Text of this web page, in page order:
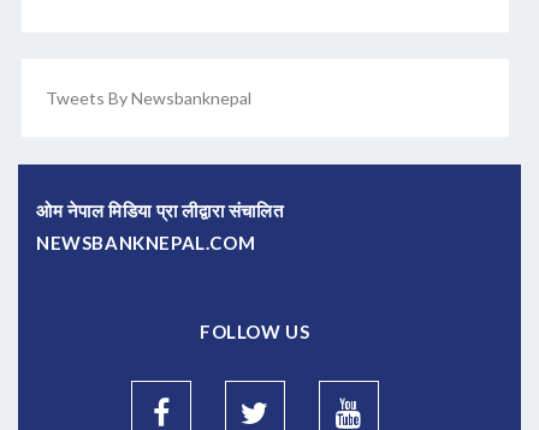
Tweets By Newsbanknepal
ओम नेपाल मिडिया प्रा लीद्वारा संचालित
NEWSBANKNEPAL.COM
FOLLOW US